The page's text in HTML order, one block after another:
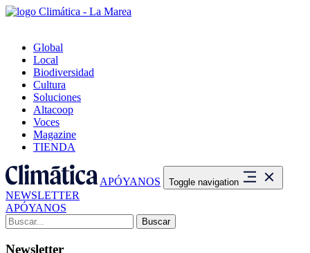
Global
Local
Biodiversidad
Cultura
Soluciones
Altacoop
Voces
Magazine
TIENDA
APÓYANOS Toggle navigation
NEWSLETTER
APÓYANOS
Buscar:
Newsletter